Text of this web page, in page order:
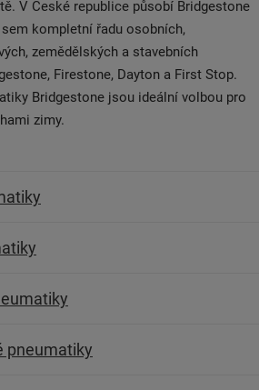
V České republice působí Bridgestone
kompletní řadu osobních,
zemědělských a stavebních
Firestone, Dayton a First Stop.
Bridgestone jsou ideální volbou pro
zimy.
pneumatiky